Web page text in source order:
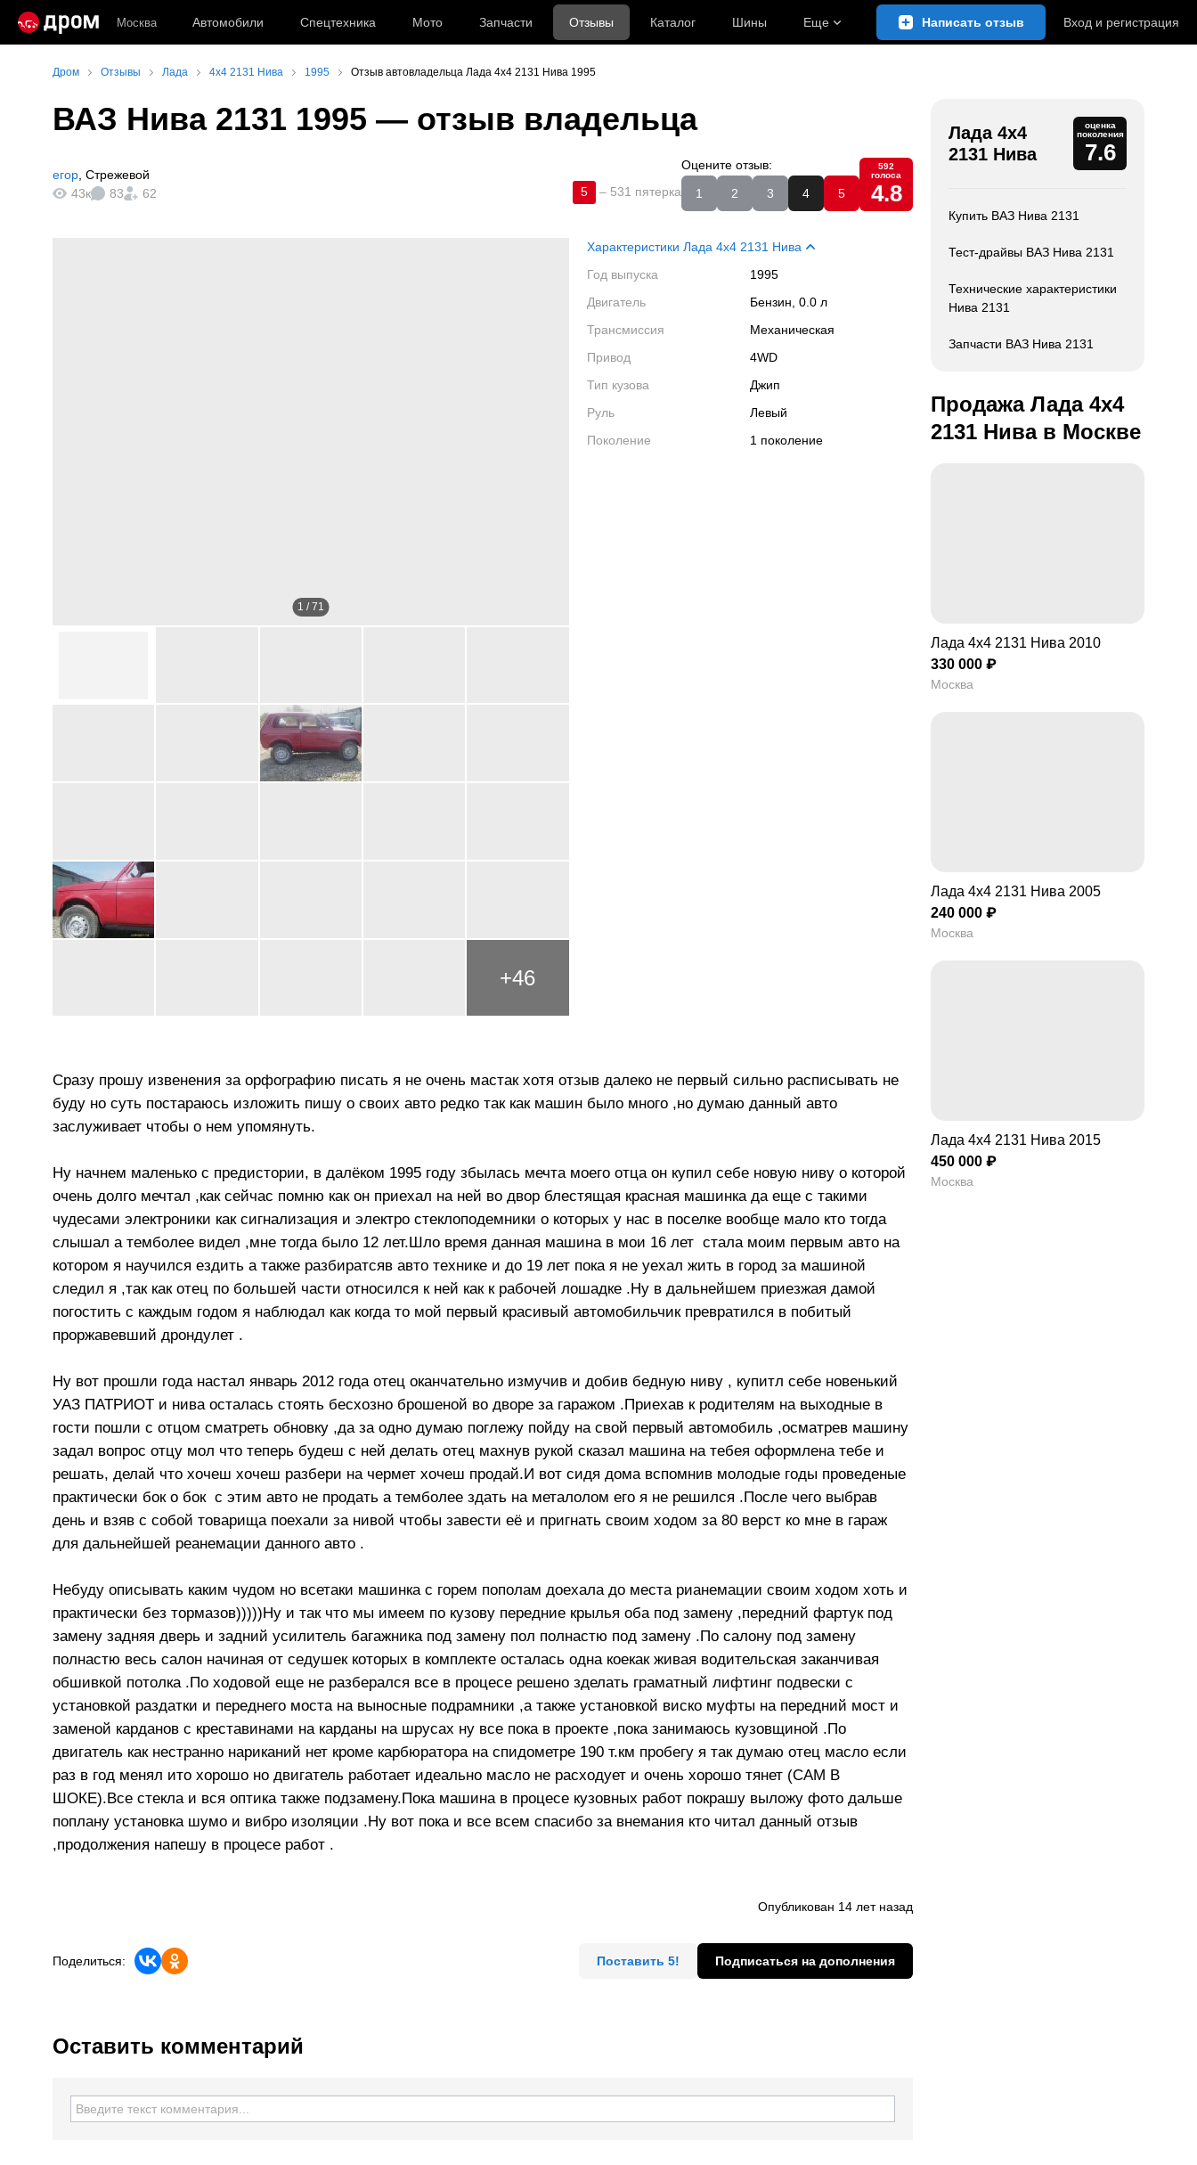
Москва Автомобили Спецтехника Мото Запчасти Отзывы Каталог Шины Еще Написать отзыв Вход и регистрация
Дром Отзывы Лада 4x4 2131 Нива 1995 Отзыв автовладельца Лада 4x4 2131 Нива 1995
ВАЗ Нива 2131 1995 — отзыв владельца
егор Стрежевой
43к
83 62 5 – 531 пятерка
Оцените отзыв:
1
2 3 4 5
592
голоса
4.8
1 /71
+46
Характеристики Лада 4x4 2131 Нива
Год выпуска
1995
Двигатель
Бензин, 0.0 л
Трансмиссия
Механическая
Привод
4WD
Тип кузова
Джип
Руль
Левый
Поколение
1 поколение
Сразу прошу извенения за орфографию писать я не очень мастак хотя отзыв далеко не первый сильно расписывать не
буду но суть постараюсь изложить пишу о своих авто редко так как машин было много ,но думаю данный авто
заслуживает чтобы о нем упомянуть.
Ну начнем маленько с предистории, в далёком 1995 году збылась мечта моего отца он купил себе новую ниву о которой
очень долго мечтал ,как сейчас помню как он приехал на ней во двор блестящая красная машинка да еще с такими
чудесами электроники как сигнализация и электро стеклоподемники о которых у нас в поселке вообще мало кто тогда
слышал а темболее видел ,мне тогда было 12 лет.Шло время данная машина в мои 16 лет стала моим первым авто на
котором я научился ездить а также разбиратсяв авто технике и до 19 лет пока я не уехал жить в город за машиной
следил я ,так как отец по большей части относился к ней как к рабочей лошадке .Ну в дальнейшем приезжая дамой
погостить с каждым годом я наблюдал как когда то мой первый красивый автомобильчик превратился в побитый
проржавевший дрондулет .
Ну вот прошли года настал январь 2012 года отец оканчательно измучив и добив бедную ниву , купитл себе новенький
УАЗ ПАТРИОТ и нива осталась стоять бесхозно брошеной во дворе за гаражом .Приехав к родителям на выходные в
гости пошли с отцом сматреть обновку ,да за одно думаю поглежу пойду на свой первый автомобиль ,осматрев машину
задал вопрос отцу мол что теперь будеш с ней делать отец махнув рукой сказал машина на тебея оформлена тебе и
решать, делай что хочеш хочеш разбери на чермет хочеш продай.И вот сидя дома вспомнив молодые годы проведеные
практически бок о бок с этим авто не продать а темболее здать на металолом его я не решился .После чего выбрав
день и взяв с собой товарища поехали за нивой чтобы завести её и пригнать своим ходом за 80 верст ко мне в гараж
для дальнейшей реанемации данного авто .
Небуду описывать каким чудом но всетаки машинка с горем пополам доехала до места рианемации своим ходом хоть и
практически без тормазов)))))Ну и так что мы имеем по кузову передние крылья оба под замену ,передний фартук под
замену задняя дверь и задний усилитель багажника под замену пол полнастю под замену .По салону под замену
полнастю весь салон начиная от седушек которых в комплекте осталась одна коекак живая водительская заканчивая
обшивкой потолка .По ходовой еще не разберался все в процесе решено зделать граматный лифтинг подвески с
установкой раздатки и переднего моста на выносные подрамники ,а также установкой виско муфты на передний мост и
заменой карданов с креставинами на карданы на шрусах ну все пока в проекте ,пока занимаюсь кузовщиной .По
двигатель как нестранно нариканий нет кроме карбюратора на спидометре 190 т.км пробегу я так думаю отец масло если
раз в год менял ито хорошо но двигатель работает идеально масло не расходует и очень хорошо тянет (САМ В
ШОКЕ).Все стекла и вся оптика также подзамену.Пока машина в процесе кузовных работ покрашу выложу фото дальше
поплану установка шумо и вибро изоляции .Ну вот пока и все всем спасибо за внемания кто читал данный отзыв
,продолжения напешу в процесе работ .
Опубликован 14 лет назад
Поделиться: Поставить 5! Подписаться на дополнения
Оставить комментарий
Лада 4x4
2131 Нива
оценка
поколения
7.6
Купить ВАЗ Нива 2131
Тест-драйвы ВАЗ Нива 2131
Технические характеристики
Нива 2131
Запчасти ВАЗ Нива 2131
Продажа Лада 4x4
2131 Нива в Москве
Лада 4x4 2131 Нива 2010
330 000 ₽
Москва
Лада 4x4 2131 Нива 2005
240 000 ₽
Москва
Лада 4x4 2131 Нива 2015
450 000 ₽
Москва